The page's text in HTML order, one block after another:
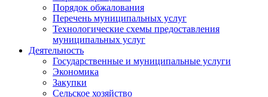
Порядок обжалования
Перечень муниципальных услуг
Технологические схемы предоставления
муниципальных услуг
Деятельность
Государственные и муниципальные услуги
Экономика
Закупки
Сельское хозяйство